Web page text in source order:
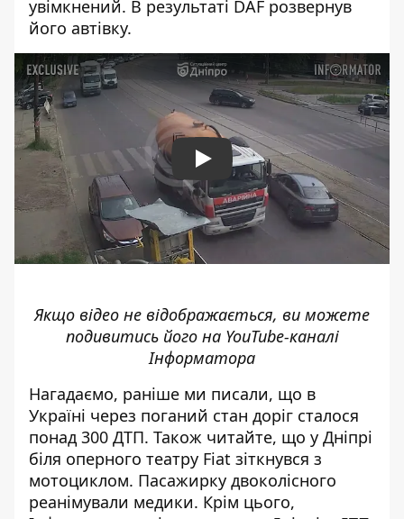
увімкнений. В результаті DAF розвернув
його автівку.
Play
Якщо відео не відображається, ви можете
подивитись його на YouTube-каналі
Інформатора
Нагадаємо, раніше ми писали, що в
Україні через поганий стан доріг сталося
понад 300 ДТП. Також читайте, що у Дніпрі
біля оперного театру Fiat зіткнувся з
мотоциклом. Пасажирку двоколісного
реанімували медики. Крім цього,